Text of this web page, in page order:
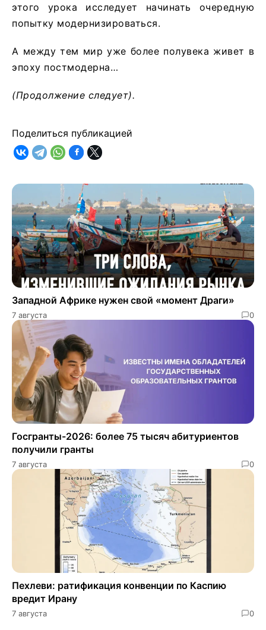
этого урока исследует начинать очередную
попытку модернизироваться.
А между тем мир уже более полувека живет в
эпоху постмодерна…
(Продолжение следует).
Поделиться публикацией
Западной Африке нужен свой «момент Драги»
7 августа 0
Госгранты-2026: более 75 тысяч абитуриентов
получили гранты
7 августа 0
Пехлеви: ратификация конвенции по Каспию
вредит Ирану
7 августа 0